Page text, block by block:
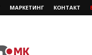
МАРКЕТИНГ КОНТАКТ